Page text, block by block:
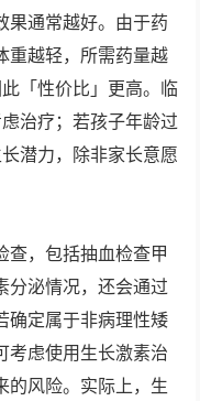
果通常越好。由于药
重越轻，所需药量越
「性价比」更高。临
治疗；若孩子年龄过
潜力，除非家长意愿
查，包括抽血检查甲
分泌情况，还会通过
确定属于非病理性矮
考虑使用生长激素治
的风险。实际上，生